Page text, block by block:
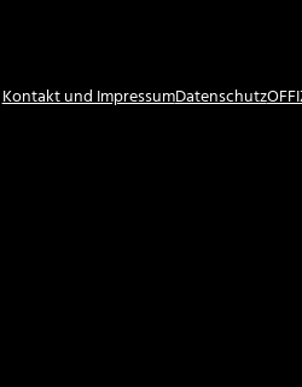
Kontakt und ImpressumDatenschutz